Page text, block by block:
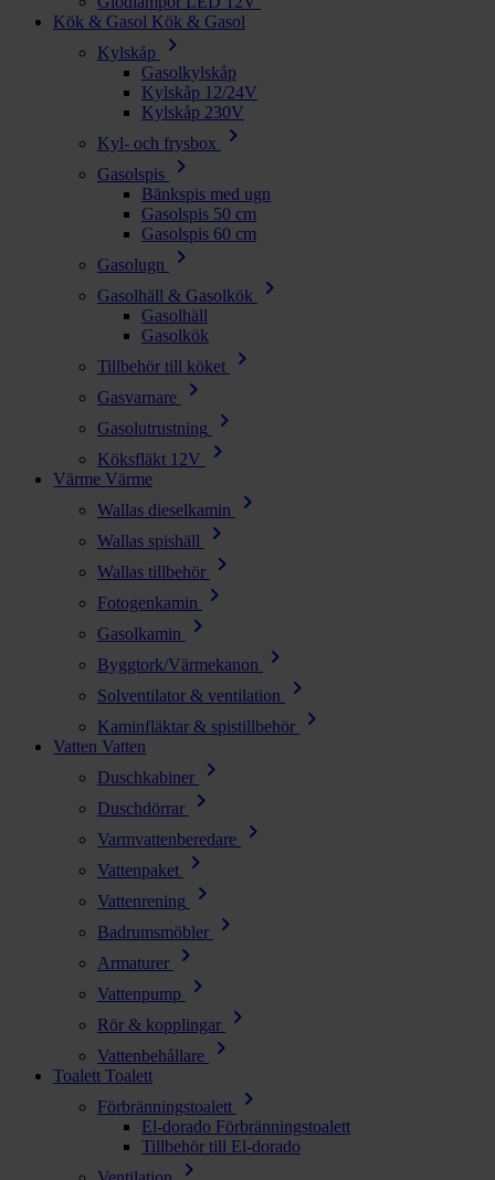
Kök & Gasol Kök & Gasol
Kylskåp
chevron_right
Gasolkylskåp
Kylskåp 12/24V
Kylskåp 230V
Kyl- och frysbox
chevron_right
Gasolspis chevron_right
Bänkspis med ugn
Gasolspis 50 cm
Gasolspis 60 cm
Gasolugn
chevron_right
Gasolhäll & Gasolkök chevron_right
Gasolhäll
Gasolkök
Tillbehör till köket
chevron_right
Gasvarnare chevron_right
Gasolutrustning chevron_right
Köksfläkt 12V chevron_right
Värme Värme
Wallas dieselkamin
chevron_right
Wallas spishäll chevron_right
Wallas tillbehör chevron_right
Fotogenkamin chevron_right
Gasolkamin chevron_right
Byggtork/Värmekanon chevron_right
Solventilator & ventilation chevron_right
Kaminfläktar & spistillbehör chevron_right
Vatten Vatten
Duschkabiner
chevron_right
Duschdörrar chevron_right
Varmvattenberedare chevron_right
Vattenpaket chevron_right
Vattenrening chevron_right
Badrumsmöbler chevron_right
Armaturer chevron_right
Vattenpump chevron_right
Rör & kopplingar chevron_right
Vattenbehållare chevron_right
Toalett Toalett
Förbränningstoalett
chevron_right
El-dorado Förbränningstoalett
Tillbehör till El-dorado
chevron_right